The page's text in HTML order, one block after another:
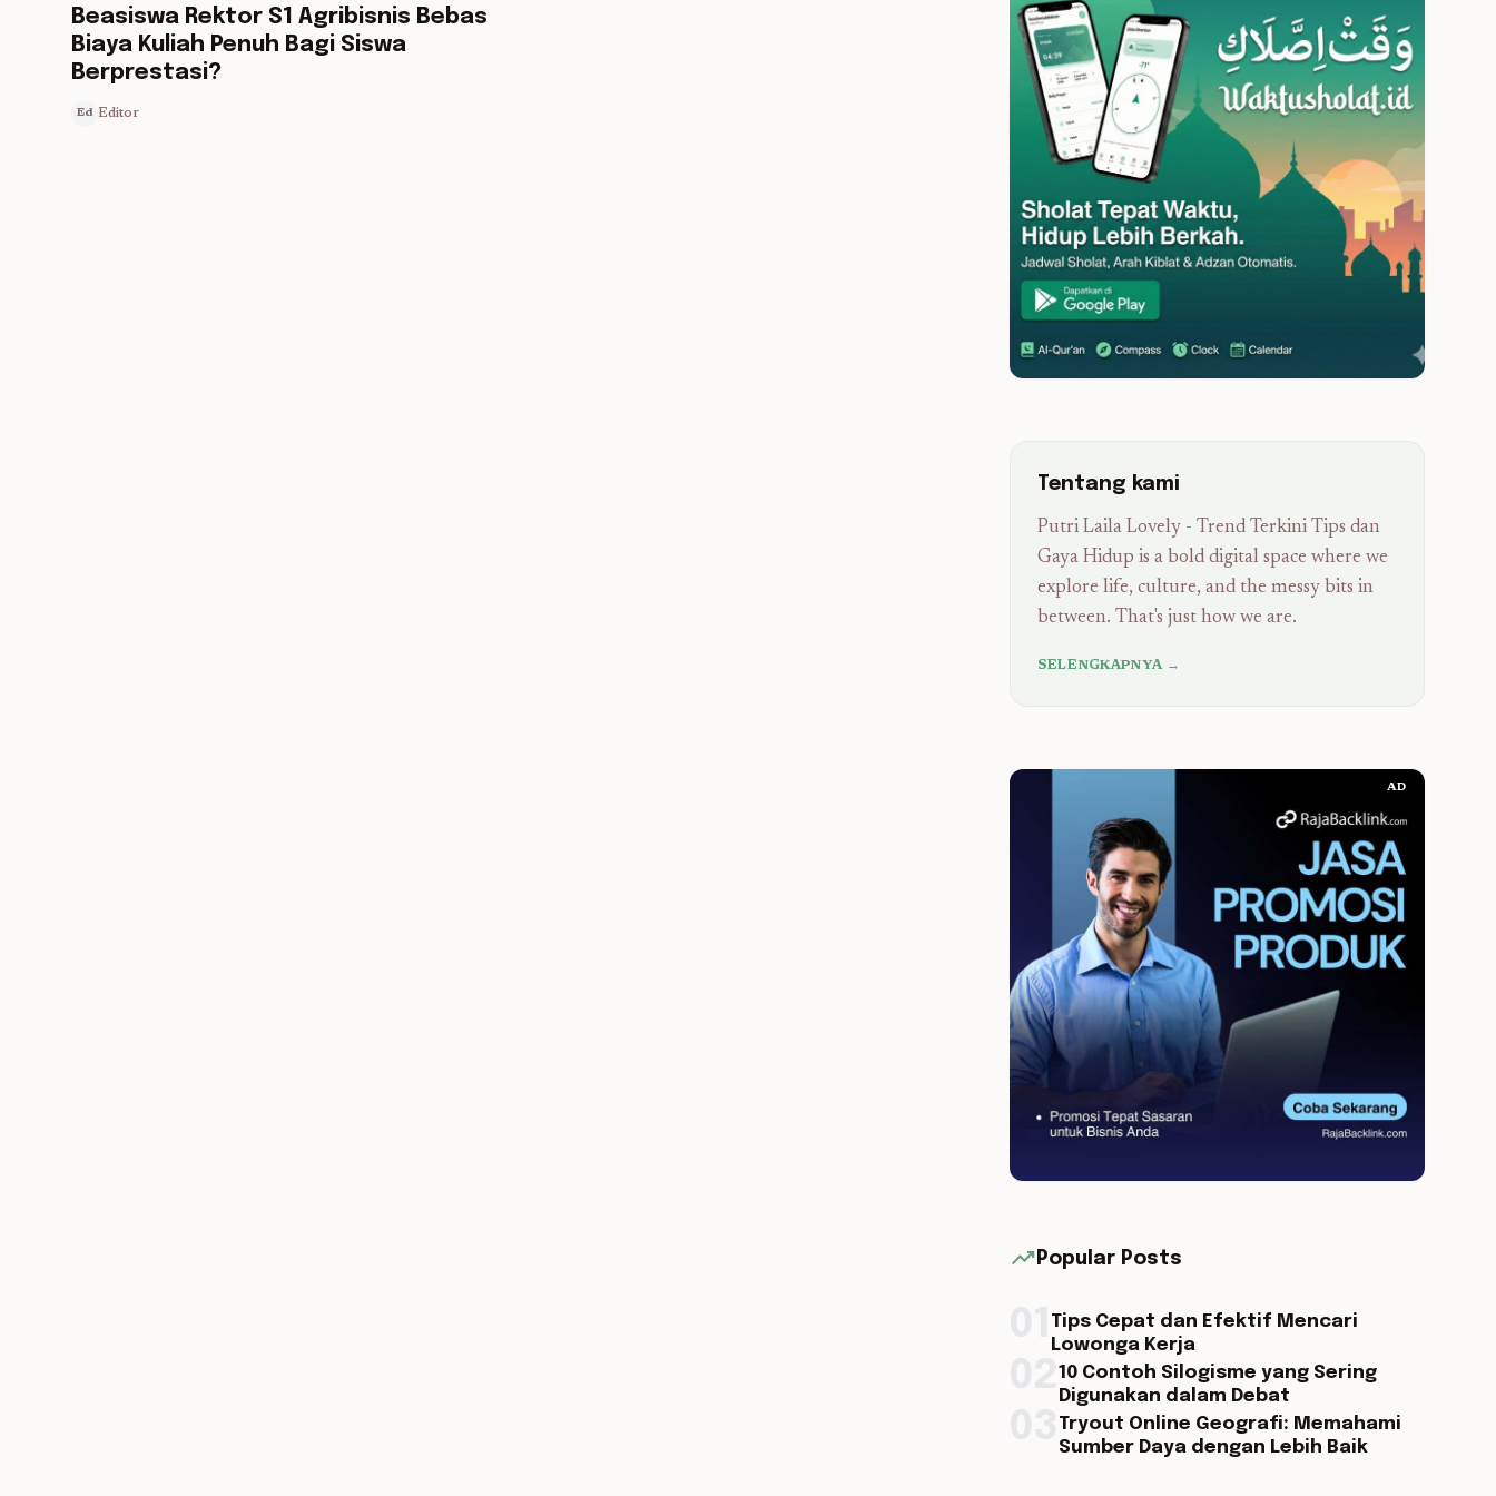
Beasiswa Rektor S1 Agribisnis Bebas
Biaya Kuliah Penuh Bagi Siswa
Berprestasi?
Ed Editor
Tentang kami
Putri Laila Lovely - Trend Terkini Tips dan
Gaya Hidup is a bold digital space where we
explore life, culture, and the messy bits in
between. That's just how we are.
SELENGKAPNYA →
AD
trending_up Popular Posts
Tips Cepat dan Efektif Mencari
Lowonga Kerja
10 Contoh Silogisme yang Sering
Digunakan dalam Debat
Tryout Online Geografi: Memahami
Sumber Daya dengan Lebih Baik